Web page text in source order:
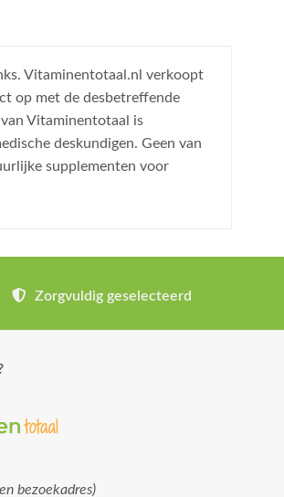
Vitaminentotaal.nl verkoopt
op met de desbetreffende
Vitaminentotaal is
deskundigen. Geen van
supplementen voor
Zorgvuldig geselecteerd
bezoekadres)